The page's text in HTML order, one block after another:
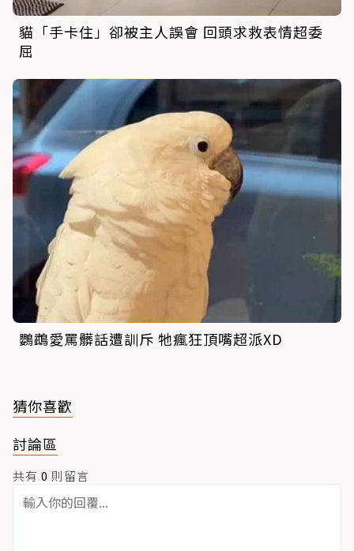
貓「手卡住」卻被主人誤會 回頭求救表情超委
屈
鸚鵡愛罵髒話遭訓斥 牠瘋狂頂嘴超派XD
猜你喜歡
討論區
共有 0 則留言